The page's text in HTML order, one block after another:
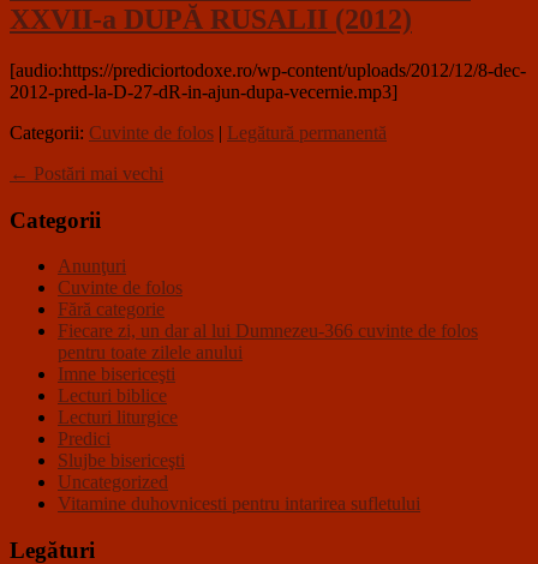
XXVII-a DUPĂ RUSALII (2012)
[audio:https://prediciortodoxe.ro/wp-content/uploads/2012/12/8-dec-
2012-pred-la-D-27-dR-in-ajun-dupa-vecernie.mp3]
Categorii: Cuvinte de folos | Legătură permanentă
← Postări mai vechi
Categorii
Anunţuri
Cuvinte de folos
Fără categorie
Fiecare zi, un dar al lui Dumnezeu-366 cuvinte de folos
pentru toate zilele anului
Imne bisericeşti
Lecturi biblice
Lecturi liturgice
Predici
Slujbe bisericeşti
Uncategorized
Vitamine duhovnicesti pentru intarirea sufletului
Legături